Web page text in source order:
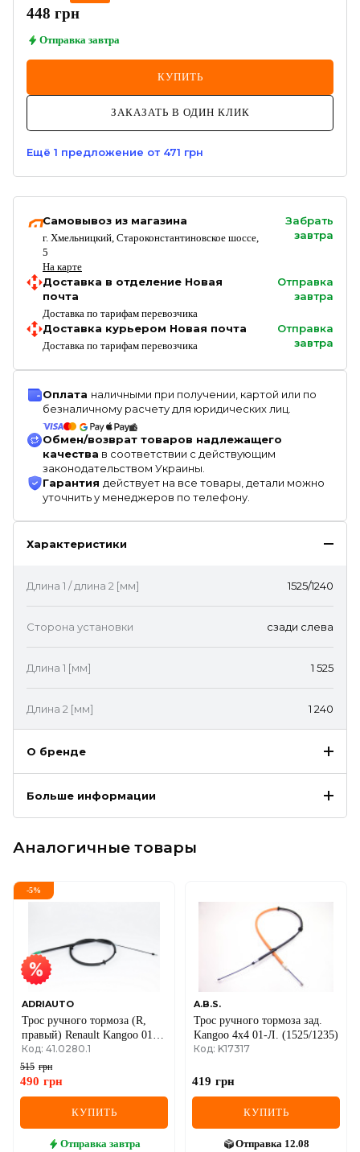
448 грн
Отправка завтра
КУПИТЬ
ЗАКАЗАТЬ В ОДИН КЛИК
Ещё 1 предложение от 471 грн
Самовывоз из магазина
г. Хмельницкий, Староконстантиновское шоссе,
5
На карте
Забрать
завтра
Доставка в отделение Новая
почта
Доставка по тарифам перевозчика
Отправка
завтра
Доставка курьером Новая почта
Доставка по тарифам перевозчика
Отправка
завтра
Оплата наличными при получении, картой или по
безналичному расчету для юридических лиц.
Обмен/возврат товаров надлежащего
качества в соответствии с действующим
законодательством Украины.
Гарантия действует на все товары, детали можно
уточнить у менеджеров по телефону.
Характеристики
Длина 1 / длина 2 [мм] 1525/1240
Сторона установки сзади слева
Длина 1 [мм] 1 525
Длина 2 [мм] 1 240
О бренде
Больше информации
Аналогичные товары
-5%
ADRIAUTO
Трос ручного тормоза (R,
правый) Renault Kangoo 01-
>08 (4x4)
Код: 41.0280.1
515 грн
490 грн
КУПИТЬ
Отправка завтра
A.B.S.
Трос ручного тормоза зад.
Kangoo 4x4 01-Л. (1525/1235)
Код: K17317
419 грн
КУПИТЬ
Отправка 12.08